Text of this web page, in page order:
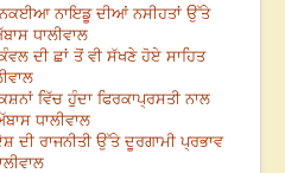
ਨਾਇਡੂ ਦੀਆਂ ਨਸੀਹਤਾਂ ਉੱਤੇ
ਧਾਲੀਵਾਲ
ਦੀ ਛਾਂ ਤੋਂ ਵੀ ਸੱਖਣੇ ਹੋਏ ਸਾਹਿਤ
ਵਿੱਚ ਹੁੰਦਾ ਫਿਰਕਾਪ੍ਰਸਤੀ ਨਾਲ
ਧਾਲੀਵਾਲ
ਦੀ ਰਾਜਨੀਤੀ ਉੱਤੇ ਦੂਰਗਾਮੀ ਪ੍ਰਭਾਵ